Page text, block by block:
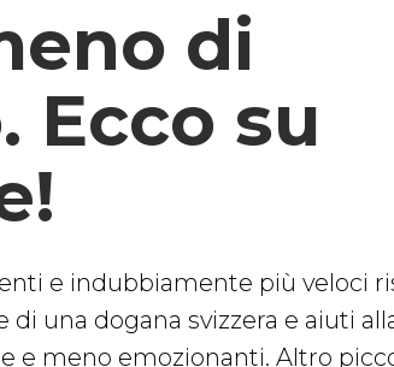
di
Ecco su
e indubbiamente più veloci
una dogana svizzera e aiuti
e meno emozionanti. Altro